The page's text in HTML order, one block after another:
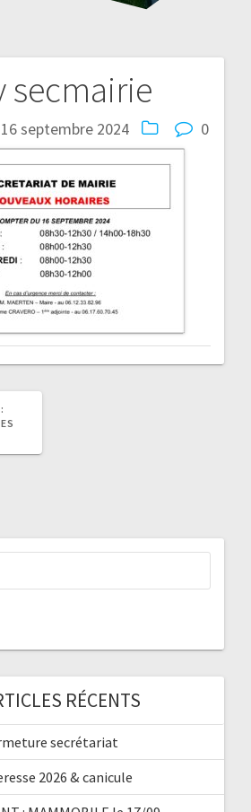
secmairie
16 septembre 2024 0
PRÉCÉDENT
RÉCENTS
secrétariat
2026 & canicule